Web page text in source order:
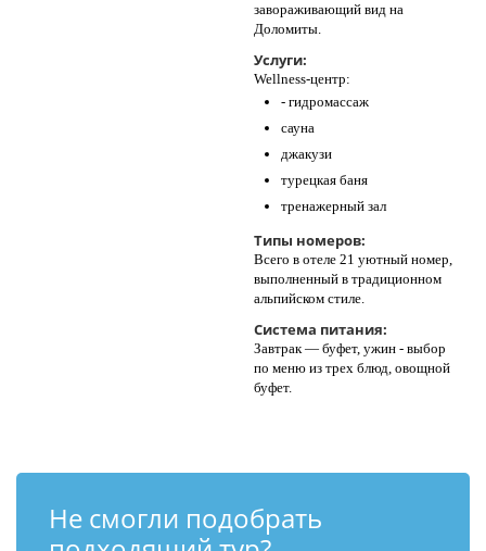
завораживающий вид на
Доломиты.
Услуги:
Wellness-центр:
- гидромассаж
сауна
джакузи
турецкая баня
тренажерный зал
Типы номеров:
Всего в отеле 21 уютный номер,
выполненный в традиционном
альпийском стиле.
Система питания:
Завтрак — буфет, ужин - выбор
по меню из трех блюд, овощной
буфет.
Не смогли подобрать